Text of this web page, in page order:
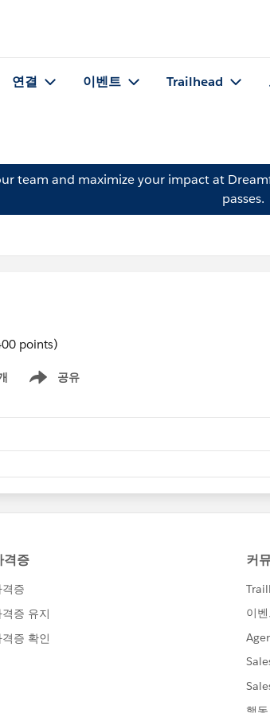
연결 이벤트 Trailhead
team and maximize your impact at
passes.
points)
공유
Show menu